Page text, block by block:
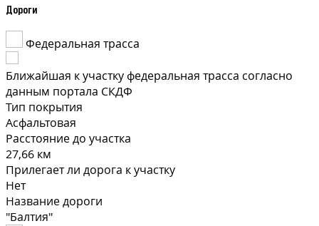
Дороги
Федеральная трасса
Ближайшая к участку федеральная трасса согласно
данным портала СКДФ
Тип покрытия
Асфальтовая
Расстояние до участка
27,66 км
Прилегает ли дорога к участку
Нет
Название дороги
"Балтия"